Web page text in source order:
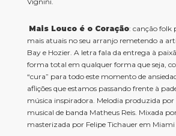
Mais Louco é o Coração: canção folk
mais atuais no seu arranjo remetendo a
Bay e Hozier. A letra fala da entrega à
forma total em qualquer forma que seja,
“cura” para todo este momento de
aflições que estamos passando frente à
música inspiradora. Melodia produzida por
musical de banda Matheus Reis. Mixada
masterizada por Felipe Tichauer em Miami